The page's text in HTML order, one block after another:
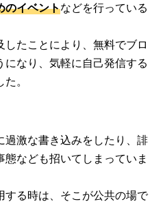
のイベントなどを行っている
たことにより、無料でブロ
なり、気軽に自己発信する
。
過激な書き込みをしたり、誹
なども招いてしまっていま
する時は、そこが公共の場で